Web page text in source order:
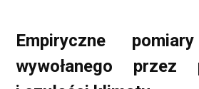
Empiryczne
wywołanego przez